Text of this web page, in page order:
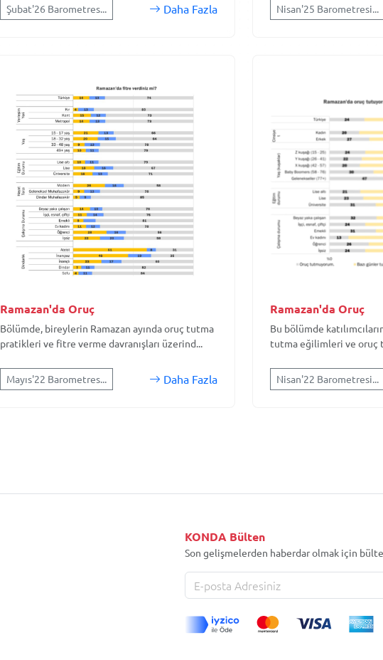
Şubat'26 Barometres... Daha Fazla Nisan'25 Barometresi...
Ramazan'da Oruç
Bölümde, bireylerin Ramazan ayında oruç tutma
pratikleri ve fitre verme davranışları üzerind...
Mayıs'22 Barometres... Daha Fazla
Ramazan'da Oruç
Bu bölümde
tutma eğilimleri ve oruç
Nisan'22 Barometresi...
KONDA Bülten
Son gelişmelerden haberdar olmak için